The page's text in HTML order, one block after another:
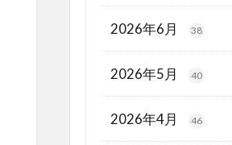
2026年6月 38
2026年5月 40
2026年4月 46